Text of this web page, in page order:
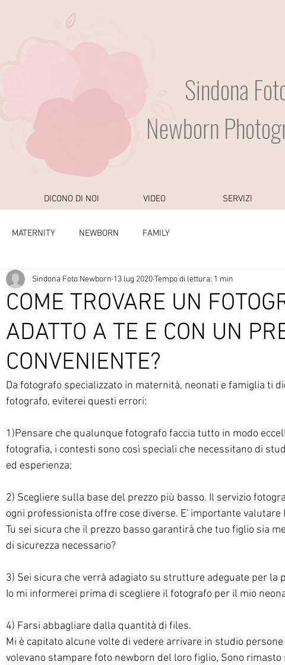
Sindona
Newborn
DICONO DI NOI VIDEO SERVIZI
MATERNITY NEWBORN FAMILY
COME TROVARE UN
ADATTO A TE E CON UN
CONVENIENTE?
Sindona Foto Newborn 13 lug 2020Tempo di lettura: 1 min
Da fotografo specializzato in maternità, neonati e famiglia ti
fotografo, eviterei questi errori:
1)Pensare che qualunque fotografo faccia tutto in modo
fotografia, i contesti sono così speciali che necessitano di
ed esperienza;
2) Scegliere sulla base del prezzo più basso. Il servizio
ogni professionista offre cose diverse. E' importante
Tu sei sicura che il prezzo basso garantirà che tuo figlio sia
di sicurezza necessario?
3) Sei sicura che verrà adagiato su strutture adeguate per la
Io mi informerei prima di scegliere il fotografo per il mio
4) Farsi abbagliare dalla quantità di files.
Mi è capitato alcune volte di vedere arrivare in studio
volevano stampare foto newborn del loro figlio, Sono